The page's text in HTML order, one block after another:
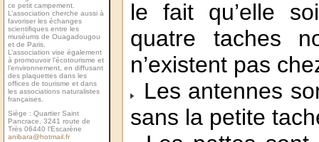
ce petit campement.
L’association cherche aussi à
favoriser les échanges
scientiﬁques entre les
muséums de Ouagadougou
et de Paris.
L’association vise également
à promouvoir l’écotourisme et
l’environnement, en diffusant
des plaquettes dans les
ofﬁces de tourisme et dans
les associations naturalistes
françaises.
Siège : Quartier Saint
Pancrace, 3241 route de
Très 06440 l’Escarène
anibara@hotmail.fr
le fait qu’elle
quatre taches
n’existent pas
Les antennes
sans la petite